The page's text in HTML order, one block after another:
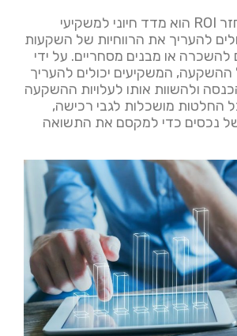
בענף הנדל"ן, החזר ROI הוא מדד חיוני למשקיעי
להעריך את הרווחיות של השקעות
להשכרה או מבנים מסחריים. על ידי
המשקיעים יכולים להעריך
ולהשוות אותו לעלויות ההשקעה
החלטות מושכלות לגבי רכישה,
של נכסים כדי למקסם את התשואה